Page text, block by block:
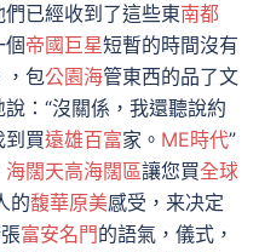
們已經收到了這些東南都
帝國巨星短暫的時間沒有
，包公園海管東西的品了文
：“沒關係，我還聽說約
到買遠雄百富家。 ME時代”
海闊天高海闊區讓您買全球
的馥華原美感受，来决定
富安名門的語氣，儀式，